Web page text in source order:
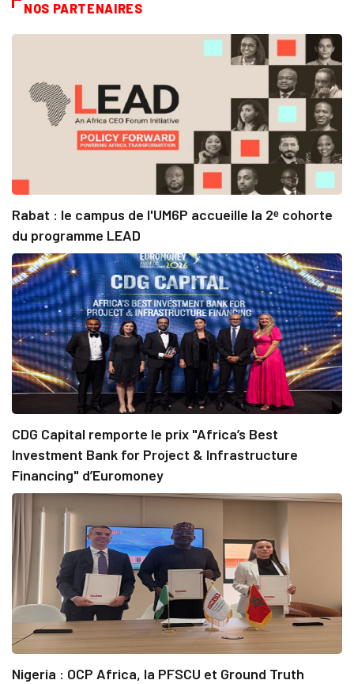
NOS PARTENAIRES
Rabat : le campus de l'UM6P accueille la 2ᵉ cohorte
du programme LEAD
CDG Capital remporte le prix "Africa’s Best
Investment Bank for Project & Infrastructure
Financing" d’Euromoney
Nigeria : OCP Africa, la PFSCU et Ground Truth